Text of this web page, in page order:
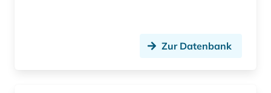
Zur Datenbank